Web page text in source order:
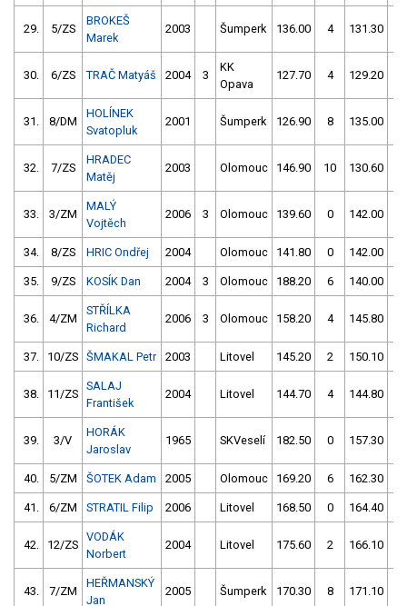
29. 5/ZS
BROKEŠ
Marek
2003 Šumperk 136.00 4 131.30
30. 6/ZS TRAČ Matyáš 2004 3
KK
Opava
127.70 4 129.20
31. 8/DM
HOLÍNEK
Svatopluk
2001 Šumperk 126.90 8 135.00
32. 7/ZS
HRADEC
Matěj
2003 Olomouc 146.90 10 130.60
33. 3/ZM
MALÝ
Vojtěch
2006 3 Olomouc 139.60 0 142.00
34. 8/ZS HRIC Ondřej 2004 Olomouc 141.80 0 142.00
35. 9/ZS KOSÍK Dan 2004 3 Olomouc 188.20 6 140.00
36. 4/ZM
STŘÍLKA
Richard
2006 3 Olomouc 158.20 4 145.80
37. 10/ZS ŠMAKAL Petr 2003 Litovel 145.20 2 150.10
38. 11/ZS
SALAJ
František
2004 Litovel 144.70 4 144.80
39. 3/V
HORÁK
Jaroslav
1965 SKVeselí 182.50 0 157.30
40. 5/ZM ŠOTEK Adam 2005 Olomouc 169.20 6 162.30
41. 6/ZM STRATIL Filip 2006 Litovel 168.50 0 164.40
42. 12/ZS
VODÁK
Norbert
2004 Litovel 175.60 2 166.10
43. 7/ZM
HEŘMANSKÝ
Jan
2005 Šumperk 170.30 8 171.10